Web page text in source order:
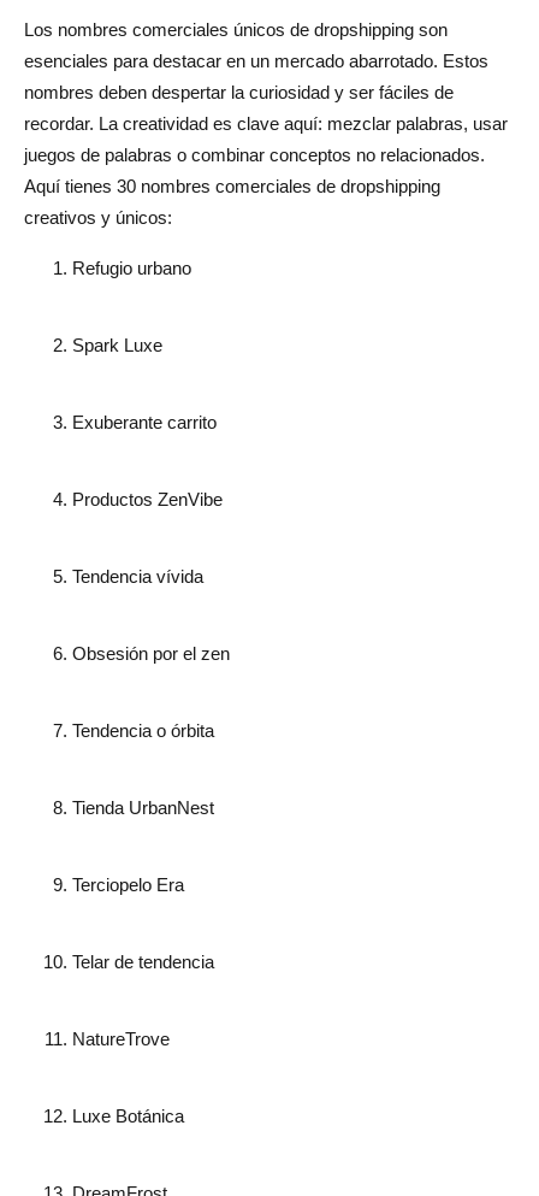
Los nombres comerciales únicos de dropshipping son
esenciales para destacar en un mercado abarrotado. Estos
nombres deben despertar la curiosidad y ser fáciles de
recordar. La creatividad es clave aquí: mezclar palabras, usar
juegos de palabras o combinar conceptos no relacionados.
Aquí tienes 30 nombres comerciales de dropshipping
creativos y únicos:
Refugio urbano
Spark Luxe
Exuberante carrito
Productos ZenVibe
Tendencia vívida
Obsesión por el zen
Tendencia o órbita
Tienda UrbanNest
Terciopelo Era
Telar de tendencia
NatureTrove
Luxe Botánica